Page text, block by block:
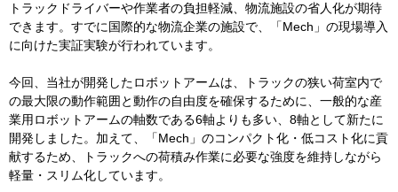
トラックドライバーや作業者の負担軽減、物流施設の省人化が期待
できます。すでに国際的な物流企業の施設で、「Mech 」の現場導入
に向けた実証実験が行われています。
今回、当社が開発したロボットアームは、トラックの狭い荷室内で
の最大限の動作範囲と動作の自由度を確保するために、一般的な産
業用ロボットアームの軸数である6軸よりも多い、 8軸として新たに
開発しました。加えて、「Mech 」のコンパクト化・低コスト化に貢
献するため、トラックへの荷積み作業に必要な強度を維持しながら
軽量・スリム化しています。